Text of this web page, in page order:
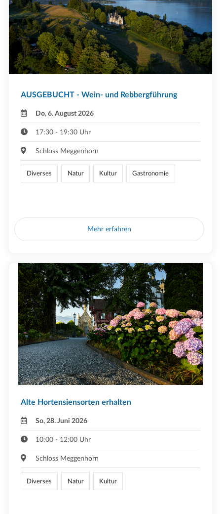
AUSGEBUCHT - Wein- und Rebbergführung
Do, 6. August 2026
17:30 - 19:30 Uhr
Schloss Meggenhorn
Diverses Natur Kultur Gastronomie
Mehr erfahren
Alte Hortensiensorten erhalten
So, 28. Juni 2026
10:00 - 12:00 Uhr
Schloss Meggenhorn
Diverses Natur Kultur